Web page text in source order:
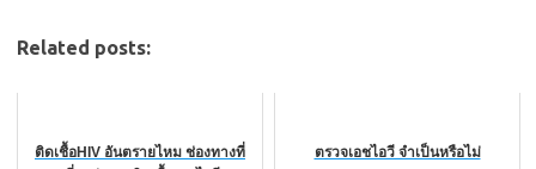
Related posts:
ติดเชื้อHIV อันตรายไหม ช่องทางที่
ตรวจเอชไอวี จำเป็นหรือไม่